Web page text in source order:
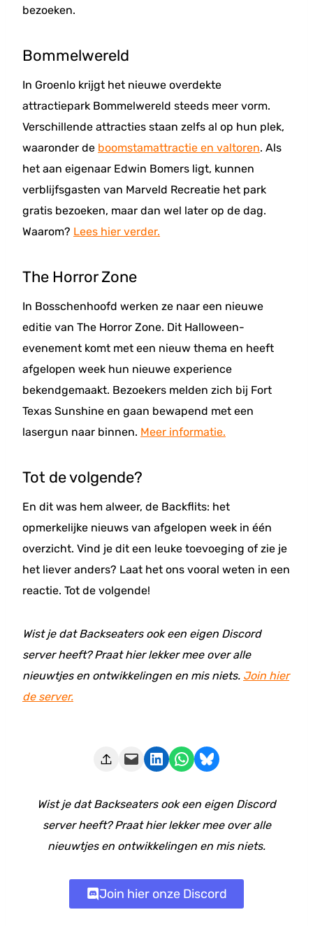
bezoeken.
Bommelwereld
In Groenlo krijgt het nieuwe overdekte
attractiepark Bommelwereld steeds meer vorm.
Verschillende attracties staan zelfs al op hun plek,
waaronder de boomstamattractie en valtoren. Als
het aan eigenaar Edwin Bomers ligt, kunnen
verblijfsgasten van Marveld Recreatie het park
gratis bezoeken, maar dan wel later op de dag.
Waarom? Lees hier verder.
The Horror Zone
In Bosschenhoofd werken ze naar een nieuwe
editie van The Horror Zone. Dit Halloween-
evenement komt met een nieuw thema en heeft
afgelopen week hun nieuwe experience
bekendgemaakt. Bezoekers melden zich bij Fort
Texas Sunshine en gaan bewapend met een
lasergun naar binnen. Meer informatie.
Tot de volgende?
En dit was hem alweer, de Backflits: het
opmerkelijke nieuws van afgelopen week in één
overzicht. Vind je dit een leuke toevoeging of zie je
het liever anders? Laat het ons vooral weten in een
reactie. Tot de volgende!
Wist je dat Backseaters ook een eigen Discord
server heeft? Praat hier lekker mee over alle
nieuwtjes en ontwikkelingen en mis niets. Join hier
de server.
Deze pagina e-mailen Delen op LinkedIn Delen via WhatsApp Share on Bluesky
Wist je dat Backseaters ook een eigen Discord
server heeft? Praat hier lekker mee over alle
nieuwtjes en ontwikkelingen en mis niets.
Join hier onze Discord